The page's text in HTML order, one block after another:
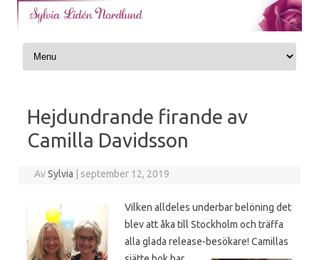
Skip to content
Hejdundrande firande av
Camilla Davidsson
AvSylvia september 12, 2019
Vilken alldeles underbar belöning det
blev att åka till Stockholm och träffa
alla glada release-besökare! Camillas